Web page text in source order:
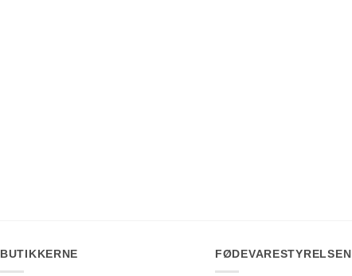
BUTIKKERNE FØDEVARESTYRELSEN